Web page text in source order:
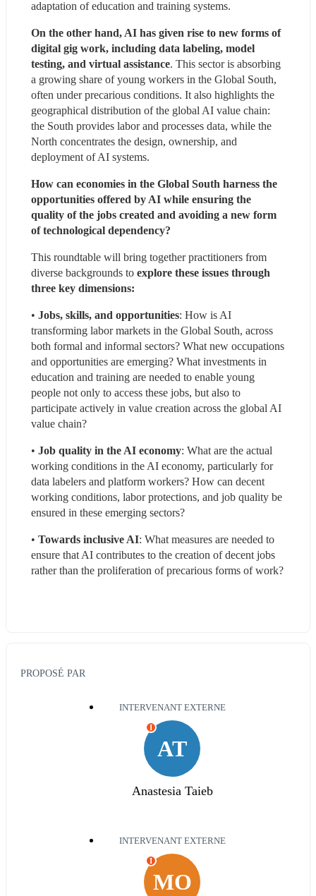
adaptation of education and training systems.
On the other hand, AI has given rise to new forms of
digital gig work, including data labeling, model
testing, and virtual assistance. This sector is absorbing
a growing share of young workers in the Global South,
often under precarious conditions. It also highlights the
geographical distribution of the global AI value chain:
the South provides labor and processes data, while the
North concentrates the design, ownership, and
deployment of AI systems.
How can economies in the Global South harness the
opportunities offered by AI while ensuring the
quality of the jobs created and avoiding a new form
of technological dependency?
This roundtable will bring together practitioners from
diverse backgrounds to explore these issues through
three key dimensions:
• Jobs, skills, and opportunities: How is AI
transforming labor markets in the Global South, across
both formal and informal sectors? What new occupations
and opportunities are emerging? What investments in
education and training are needed to enable young
people not only to access these jobs, but also to
participate actively in value creation across the global AI
value chain?
• Job quality in the AI economy: What are the actual
working conditions in the AI economy, particularly for
data labelers and platform workers? How can decent
working conditions, labor protections, and job quality be
ensured in these emerging sectors?
• Towards inclusive AI: What measures are needed to
ensure that AI contributes to the creation of decent jobs
rather than the proliferation of precarious forms of work?
PROPOSÉ PAR
INTERVENANT EXTERNE
AT
I
Anastesia Taieb
INTERVENANT EXTERNE
MO
I